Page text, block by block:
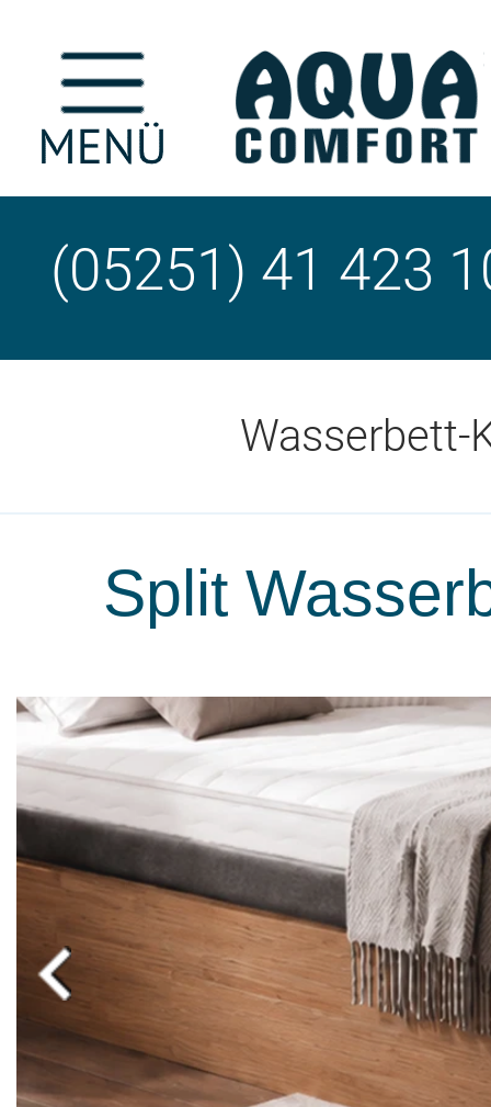
(05251) 41 423
Wasserbett-
Split